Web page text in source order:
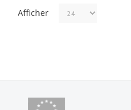
Afficher